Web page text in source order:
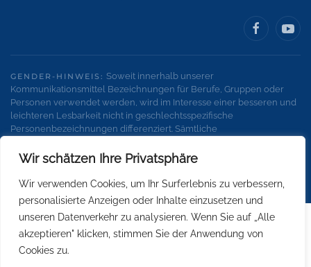
Wir schätzen Ihre Privatsphäre
Wir verwenden Cookies, um Ihr Surferlebnis zu verbessern,
personalisierte Anzeigen oder Inhalte einzusetzen und
unseren Datenverkehr zu analysieren. Wenn Sie auf „Alle
akzeptieren" klicken, stimmen Sie der Anwendung von
Cookies zu.
GENDER-HINWEIS: Soweit innerhalb unserer
Kommunikationsmittel Bezeichnungen für Berufe, Gruppen oder
Personen verwendet werden, wird im Interesse einer besseren und
leichteren Lesbarkeit nicht in geschlechtsspezifische
Personenbezeichnungen differenziert. Sämtliche
Geschlechter.